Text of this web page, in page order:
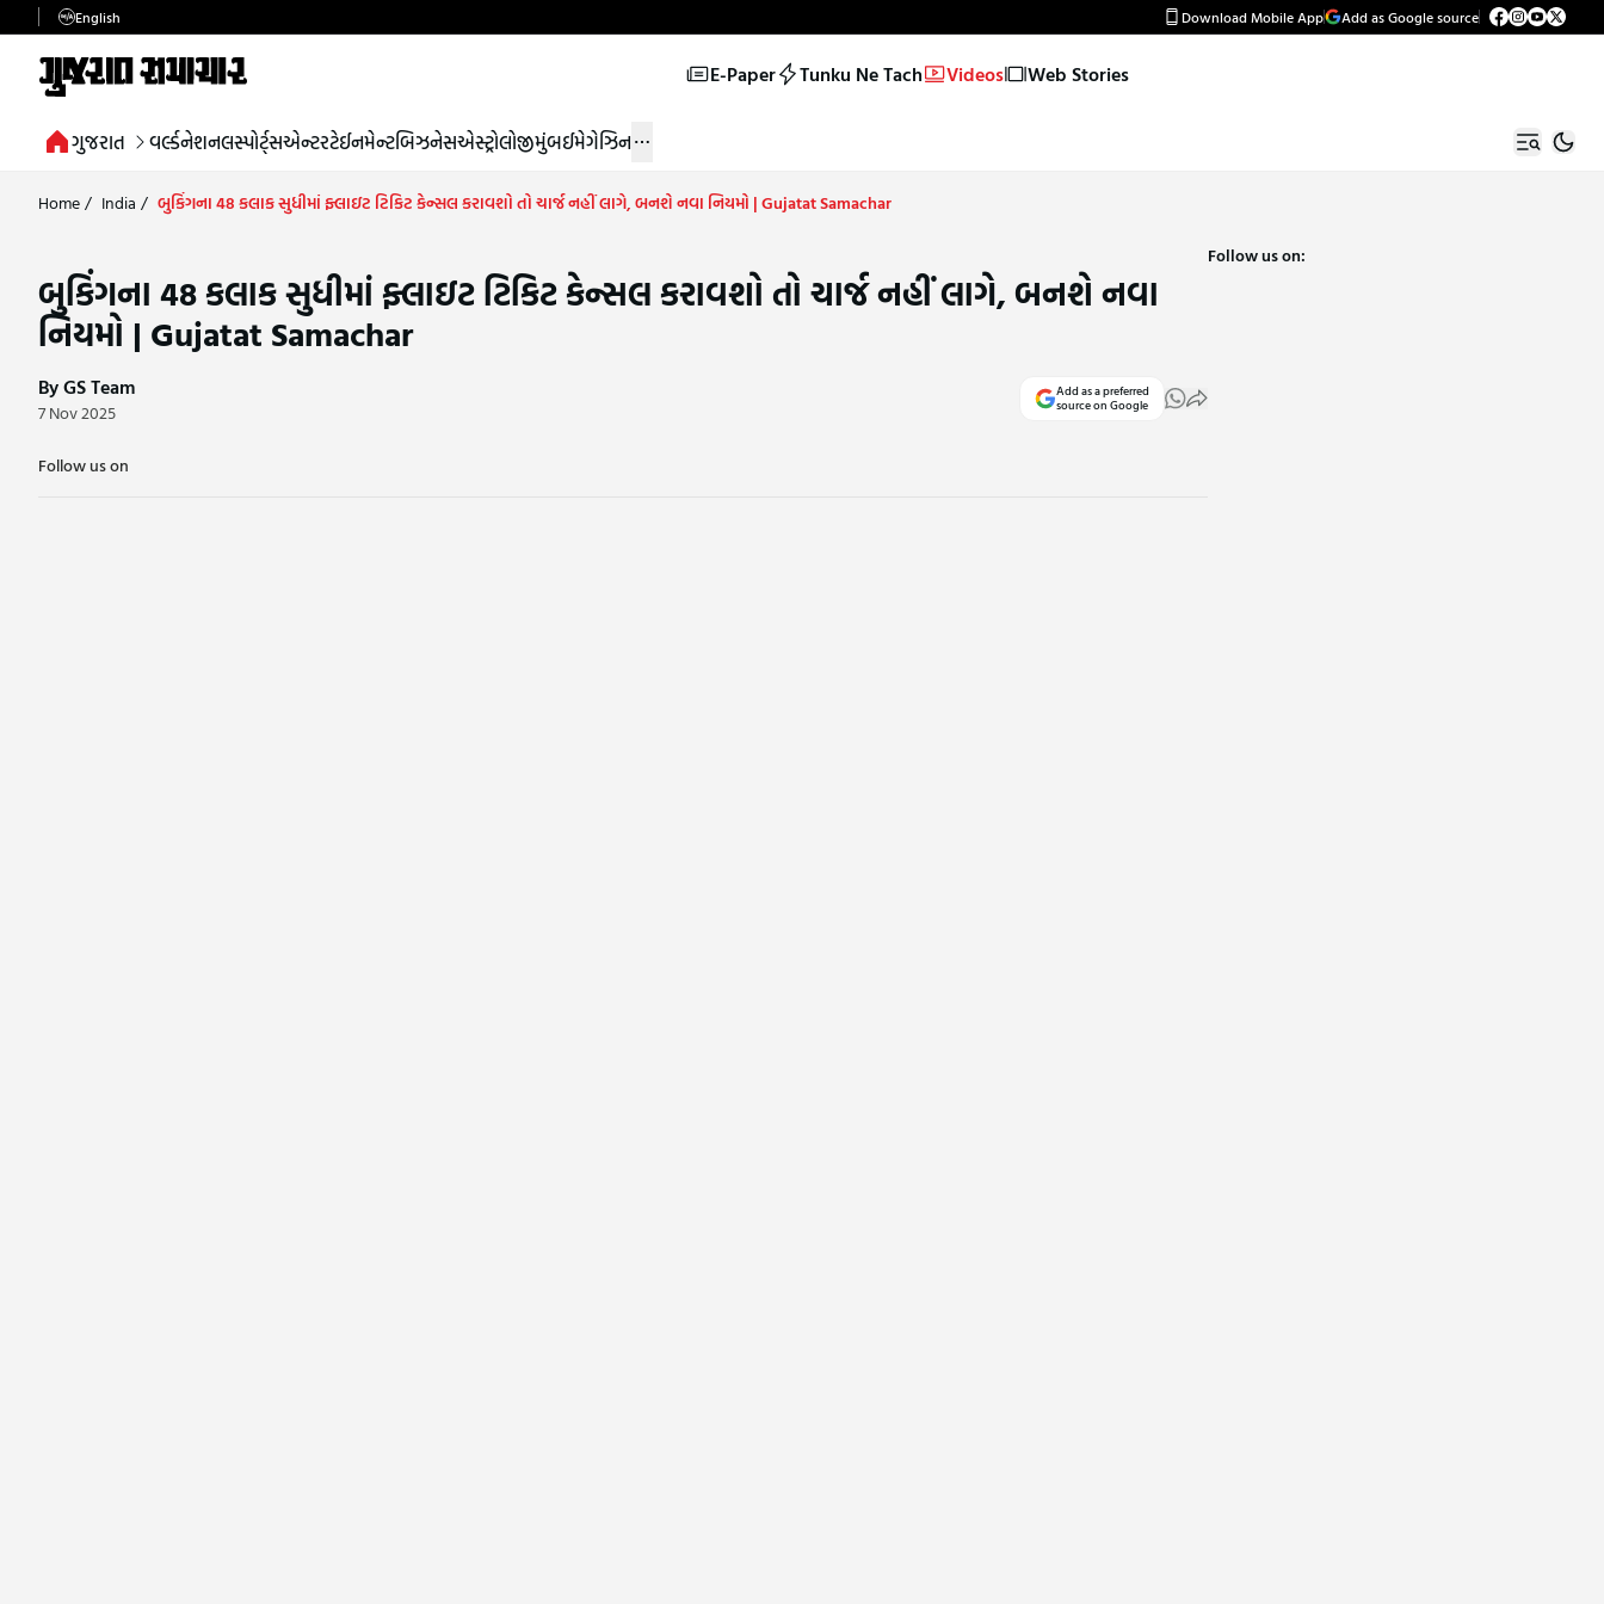
English Download Mobile App Add as Google source
E-Paper Tunku Ne Tach Videos Web Stories
ગુજરાત વર્લ્ડનેશનલસ્પોર્ટ્સએન્ટરટેઈનમેન્ટબિઝનેસએસ્ટ્રોલોજીમુંબઈમેગેઝિન
Home/ India / બુકિંગના 48 કલાક સુધીમાં ફ્લાઇટ ટિકિટ કેન્સલ કરાવશો તો ચાર્જ નહીં લાગે, બનશે નવા નિયમો | Gujatat Samachar
બુકિંગના 48 કલાક સુધીમાં ફ્લાઇટ ટિકિટ કેન્સલ કરાવશો તો ચાર્જ નહીં લાગે, બનશે નવા
નિયમો | Gujatat Samachar
By GS Team
7 Nov 2025
Add as a preferred
source on Google
Follow us on
Follow us on: